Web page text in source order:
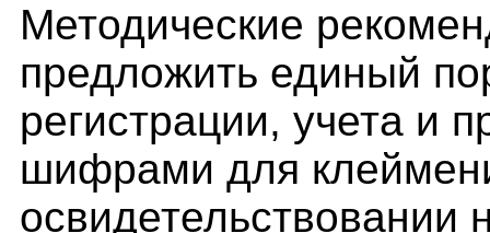
Методические
предложить единый
регистрации, учета и
шифрами для
освидетельствовании